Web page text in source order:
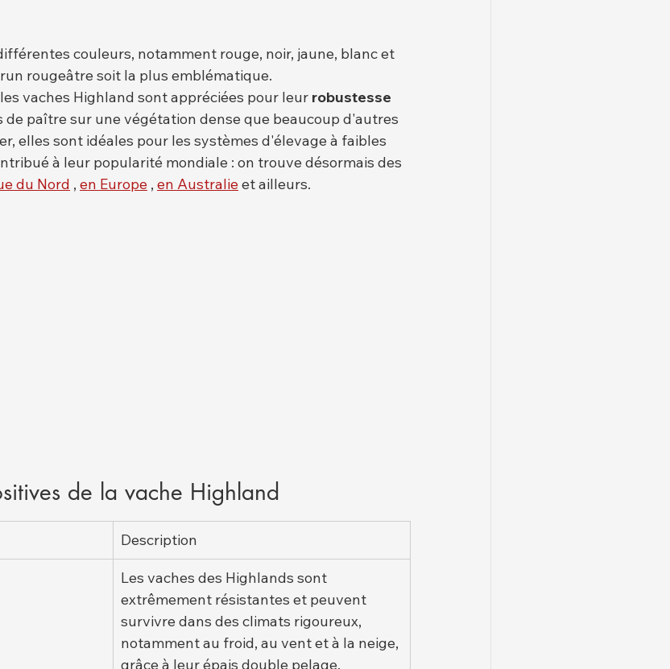
couleurs, notamment rouge, noir, jaune, blanc et
rougeâtre soit la plus emblématique.
vaches Highland sont appréciées pour leur robustesse
de paître sur une végétation dense que beaucoup d'autres
elles sont idéales pour les systèmes d'élevage à faibles
à leur popularité mondiale : on trouve désormais des
du Nord , en Europe , en Australie et ailleurs.
de la vache Highland
Description
Les vaches des Highlands sont
extrêmement résistantes et peuvent
survivre dans des climats rigoureux,
notamment au froid, au vent et à la neige,
grâce à leur épais double pelage.